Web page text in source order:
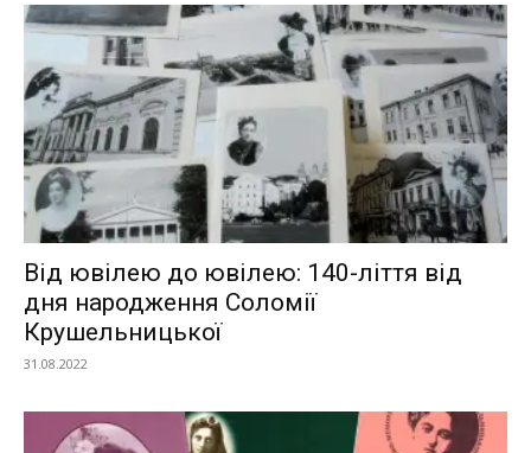
Від ювілею до ювілею: 140-ліття від
дня народження Соломії
Крушельницької
31.08.2022